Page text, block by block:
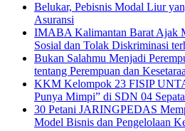
Belukar, Pebisnis Modal Liur
Asuransi
IMABA Kalimantan Barat Ajak
Sosial dan Tolak Diskriminasi
Bukan Salahmu Menjadi
tentang Perempuan dan
KKM Kelompok 23 FISIP
Punya Mimpi” di SDN 04
30 Petani JARINGPEDAS
Model Bisnis dan Pengelolaan